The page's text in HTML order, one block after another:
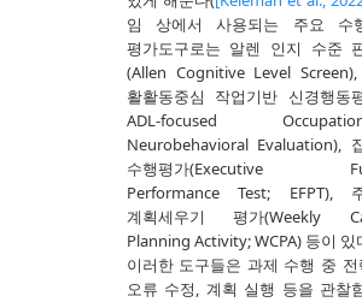
임 상에서 사용되는 주요 수
평가도구로는 알렌 인지 수준
(Allen Cognitive Level
활활동중심 작업기반 신경행동
ADL-focused
Neurobehavioral Evaluation),
수행평가(Executive
Performance Test; EFPT),
계획세우기 평가(Weekly
Planning Activity; WCPA) 등이 있
이러한 도구들은 과제 수행 중 전
오류 수정, 계획 실행 등을 관찰